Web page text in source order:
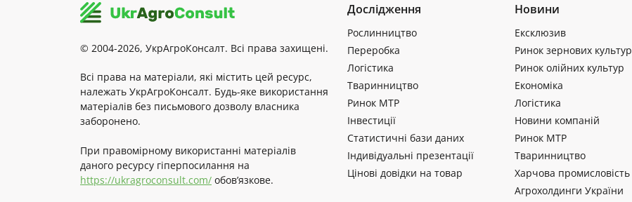
© 2004-2026, УкрАгроКонсалт. Всі права захищені.
Всі права на матеріали, які містить цей ресурс,
належать УкрАгроКонсалт. Будь-яке використання
матеріалів без письмового дозволу власника
заборонено.
При правомірному використанні матеріалів
даного ресурсу гіперпосилання на
https://ukragroconsult.com/ обов’язкове.
Дослідження
Рослинництво
Переробка
Логістика
Тваринництво
Ринок МТР
Інвестиції
Статистичні бази даних
Індивідуальні презентації
Цінові довідки на товар
Новини
Ексклюзив
Ринок зернових культур
Ринок олійних культур
Економіка
Логістика
Новини компаній
Ринок МТР
Тваринництво
Харчова промисловість
Агрохолдинги України